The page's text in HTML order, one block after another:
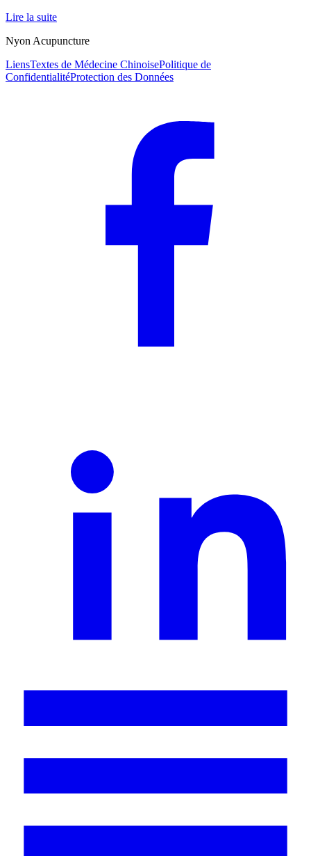
Lire la suite
Nyon Acupuncture
LiensTextes de Médecine ChinoisePolitique de
ConfidentialitéProtection des Données